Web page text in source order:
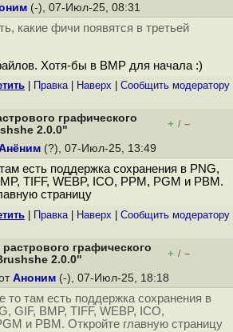
(-), 07-Июл-25, 08:31
какие фичи появятся в третьей
Хотя-бы в BMP для начала :)
Правка| Наверх Cообщить модератору
графического
2.0.0"
+ / –
(?), 07-Июл-25, 13:49
есть поддержка сохранения в PNG,
TIFF, WEBP, ICO, PPM, PGM и PBM.
страницу
Правка| Наверх Cообщить модератору
графического
2.0.0"
+ / –
Аноним (-), 07-Июл-25, 18:18
то там есть поддержка сохранения в
GIF, BMP, TIFF, WEBP, ICO,
и PBM. Откройте главную страницу